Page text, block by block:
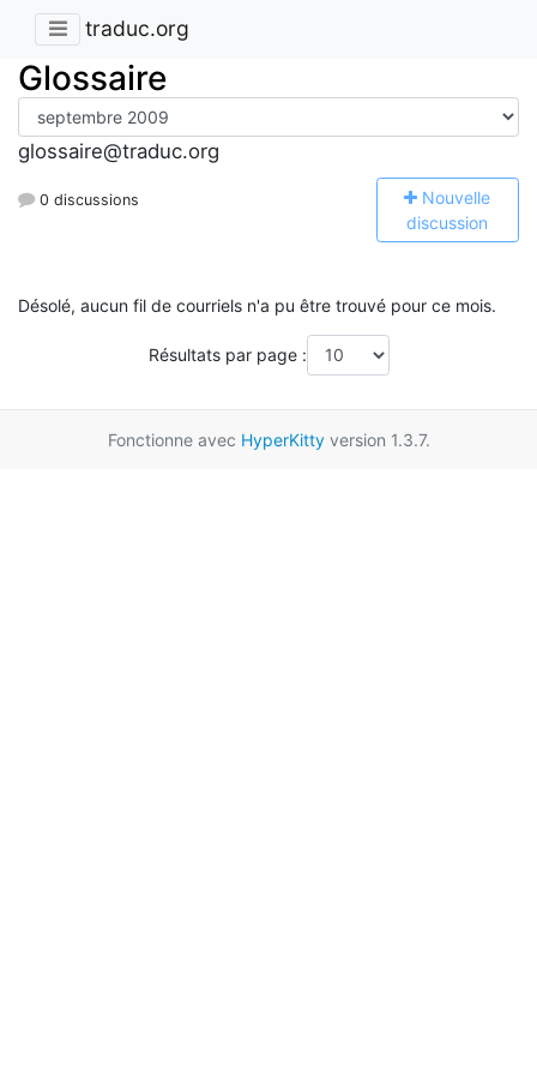
traduc.org
Glossaire
glossaire@traduc.org
0 discussions Nouvelle
discussion
Désolé, aucun fil de courriels n'a pu être trouvé pour ce mois.
Résultats par page :
Fonctionne avec HyperKittyversion 1.3.7.